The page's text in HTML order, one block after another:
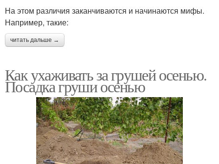
На этом различия заканчиваются и начинаются мифы.
Например, такие:
читать дальше →
Как ухаживать за грушей осенью.
Посадка груши осенью